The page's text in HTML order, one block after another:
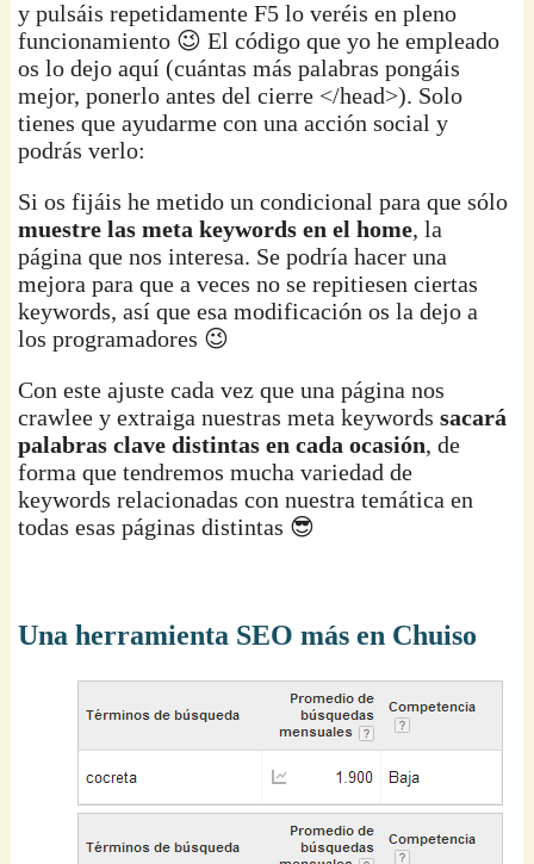
y pulsáis repetidamente F5 lo veréis en pleno
funcionamiento 😉 El código que yo he empleado
os lo dejo aquí (cuántas más palabras pongáis
mejor, ponerlo antes del cierre </head>). Solo
tienes que ayudarme con una acción social y
podrás verlo:
Si os fijáis he metido un condicional para que sólo
muestre las meta keywords en el home, la
página que nos interesa. Se podría hacer una
mejora para que a veces no se repitiesen ciertas
keywords, así que esa modificación os la dejo a
los programadores 😉
Con este ajuste cada vez que una página nos
crawlee y extraiga nuestras meta keywordssacará
palabras clave distintas en cada ocasión, de
forma que tendremos mucha variedad de
keywords relacionadas con nuestra temática en
todas esas páginas distintas 😎
Una herramienta SEO más en Chuiso